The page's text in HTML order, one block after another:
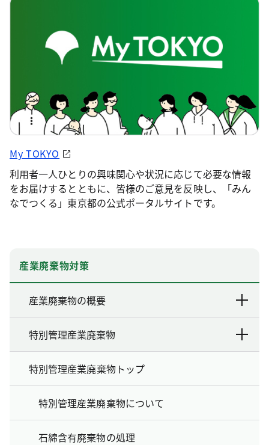
My TOKYO
利用者一人ひとりの興味関心や状況に応じて必要な情報
をお届けするとともに、皆様のご意見を反映し、「みん
なでつくる」東京都の公式ポータルサイトです。
産業廃棄物対策
産業廃棄物の概要
特別管理産業廃棄物
特別管理産業廃棄物トップ
特別管理産業廃棄物について
石綿含有廃棄物の処理